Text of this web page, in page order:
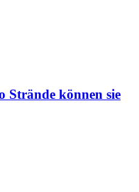
Strände können sie